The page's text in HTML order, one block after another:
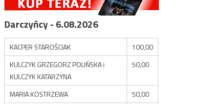
Darczyńcy - 6.08.2026
KACPER STAROŚCIAK
100,00
KULCZYK GRZEGORZ POLIŃSKA i
KULCZYK KATARZYNA
50,00
MARIA KOSTRZEWA 50,00